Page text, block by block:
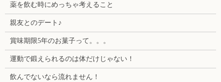
薬を飲む時にめっちゃ考えること
親友とのデート♪
賞味期限5年のお菓子って。。。
運動で鍛えられるのは体だけじゃない！
飲んでないなら流れません！